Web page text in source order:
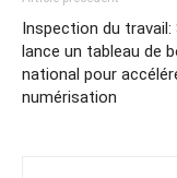
Inspection du travail:
lance un tableau de
national pour
numérisation